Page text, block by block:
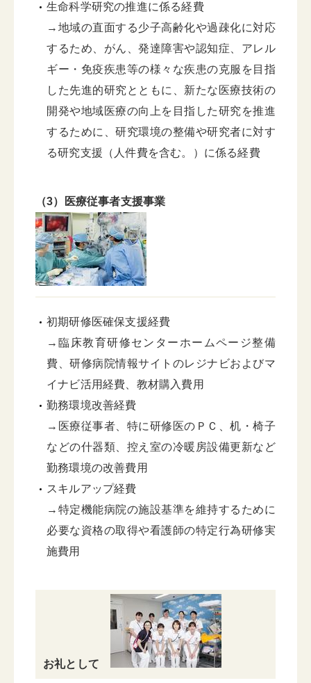
生命科学研究の推進に係る経費
→地域の直面する少子高齢化や過疎化に対応
するため、がん、発達障害や認知症、アレル
ギー・免疫疾患等の様々な疾患の克服を目指
した先進的研究とともに、新たな医療技術の
開発や地域医療の向上を目指した研究を推進
するために、研究環境の整備や研究者に対す
る研究支援（人件費を含む。）に係る経費
（3）医療従事者支援事業
初期研修医確保支援経費
→臨床教育研修センターホームページ整備
費、研修病院情報サイトのレジナビおよびマ
イナビ活用経費、教材購入費用
勤務環境改善経費
→医療従事者、特に研修医のＰＣ、机・椅子
などの什器類、控え室の冷暖房設備更新など
勤務環境の改善費用
スキルアップ経費
→特定機能病院の施設基準を維持するために
必要な資格の取得や看護師の特定行為研修実
施費用
お礼として